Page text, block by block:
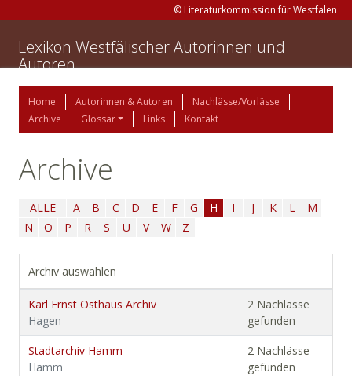
© Literaturkommission für Westfalen
Lexikon Westfälischer Autorinnen und
Autoren
Home Autorinnen & Autoren
Nachlässe/Vorlässe
Archive
Glossar Links Kontakt
Archive
ALLE A B C D E F G H I J K L
M
N
O P R S U V W Z
Archiv auswählen
Karl Ernst Osthaus Archiv
Hagen
2 Nachlässe
gefunden
Stadtarchiv Hamm
Hamm
2 Nachlässe
gefunden